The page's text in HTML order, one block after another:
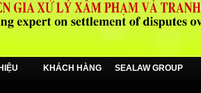
KHÁCH HÀNG SEALAW GROUP